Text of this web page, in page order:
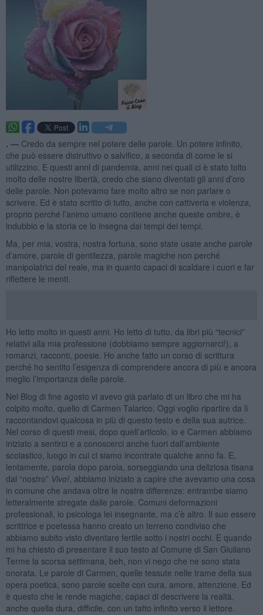
. — Credo da sempre nel potere delle parole. Un potere infinito,
che può essere distruttivo o salvifico, a seconda di come le si
utilizzino. E questi anni di pandemia, anni nei quali ci è stato tolto
molto delle nostre libertà, credo che siano diventati gli anni d’oro
delle parole. Non potevamo fare molto altro se non parlare o
scrivere. Ed è stato scritto di tutto, anche con cattiveria e violenza,
proprio perché l’animo umano contiene anche queste ombre, è
indubbio e la storia ce lo insegna dai tempi dei tempi.
Ma, per mia, vostra, nostra fortuna, sono state usate anche parole
d’amore, parole di gentilezza, parole magiche non perché
manipolatrici del reale, ma in quanto capaci di scaldare i cuori e far
riflettere le menti.
Ho letto molto in questi anni. Ho letto di tutto, da libri più “tecnici”
relativi alla mia professione (dobbiamo sempre aggiornarci!), a
romanzi, racconti, poesie. Ho anche fatto un corso di scrittura
perché ho sentito l’esigenza di comprendere ancora di più e ancora
meglio l’importanza delle parole.
Nel Blog di fine agosto vi avevo già parlato di un libro che mi ha
colpito molto, quello di Carmen Talarico. Oggi voglio ripartire da lì
raccontandovi qualcosa in più di questo testo e della sua autrice.
Nel corso di questi mesi, dopo quell’articolo, io e Carmen abbiamo
iniziato a sentirci e a conoscerci anche fuori dall’ambiente
scolastico, luogo in cui ci siamo incontrate qualche anno fa. E,
lentamente, parola dopo parola, sorseggiando una deliziosa tisana
dal “nostro” Vivo!, abbiamo iniziato a capire che avevamo una cosa
in comune che andava oltre le nostre differenze: entrambe siamo
letteralmente stregate dalle parole. Comuni deformazioni
professionali, io psicologa lei insegnante, ma c’è altro. Il suo essere
scrittrice e poetessa hanno creato un terreno condiviso che
abbiamo subito visto diventare fertile sotto i nostri occhi. E quando
mi ha chiesto di presentare il suo testo al Comune di San Giuliano
Terme la scorsa settimana, beh, non vi nego che ne sono stata
onorata. Le parole di Carmen, quelle tessute nelle trame della sua
opera poetica, sono parole scelte con cura, amore, attenzione. Ed
è questo che le rende magiche, capaci di descrivere la realtà,
anche quella dura, difficile, con un tatto infinito verso il lettore.